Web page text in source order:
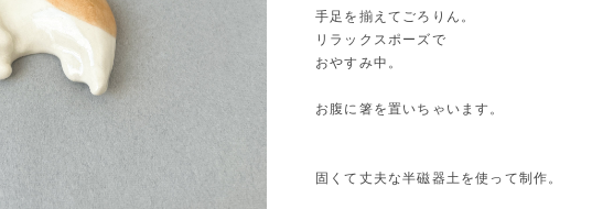
手足を揃えてごろりん。
リラックスポーズで
おやすみ中。
お腹に箸を置いちゃいます。
固くて丈夫な半磁器土を使って制作。